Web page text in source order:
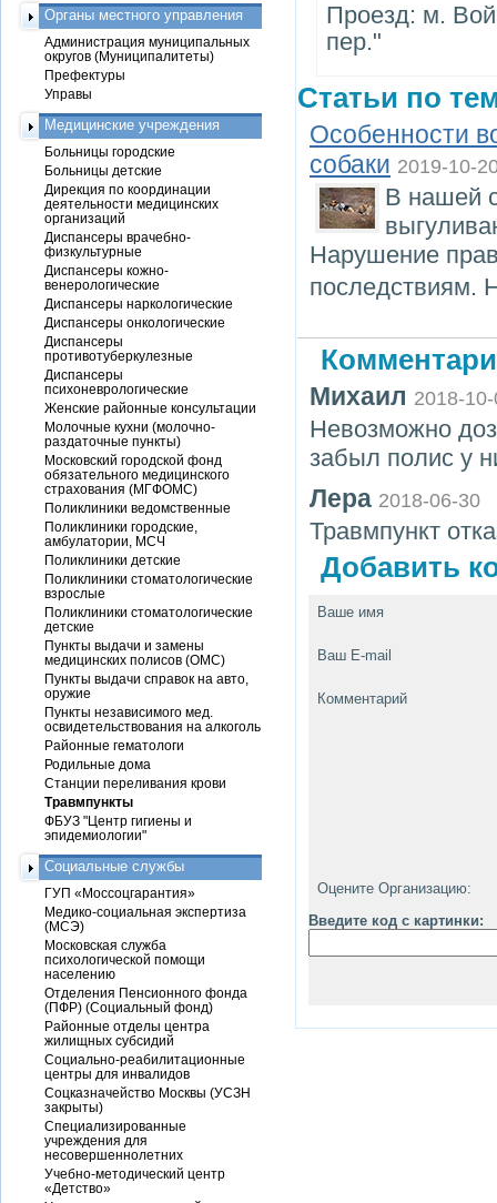
Проезд: м.
пер."
Статьи по
Особенности
собаки 2019-10-
В нашей
Нарушение
последствиям.
Михаил 2018-
Невозможно
забыл полис у
Лера 2018-06-30
Травмпункт
Добавить
Ваше имя
Ваш E-mail
Комментарий
Оцените Организацию:
Введите код с картинки:
Органы местного управления
Администрация муниципальных
округов (Муниципалитеты)
Префектуры
Управы
Медицинские учреждения
Больницы городские
Больницы детские
Дирекция по координации
деятельности медицинских
организаций
Диспансеры врачебно-
физкультурные
Диспансеры кожно-
венерологические
Диспансеры наркологические
Диспансеры онкологические
Диспансеры
противотуберкулезные
Диспансеры
психоневрологические
Женские районные консультации
Молочные кухни (молочно-
раздаточные пункты)
Московский городской фонд
обязательного медицинского
страхования (МГФОМС)
Поликлиники ведомственные
Поликлиники городские,
амбулатории, МСЧ
Поликлиники детские
Поликлиники стоматологические
взрослые
Поликлиники стоматологические
детские
Пункты выдачи и замены
медицинских полисов (ОМС)
Пункты выдачи справок на авто,
оружие
Пункты независимого мед.
освидетельствования на алкоголь
Районные гематологи
Родильные дома
Станции переливания крови
Травмпункты
ФБУЗ "Центр гигиены и
эпидемиологии"
Социальные службы
ГУП «Моссоцгарантия»
Медико-социальная экспертиза
(МСЭ)
Московская служба
психологической помощи
населению
Отделения Пенсионного фонда
(ПФР) (Социальный фонд)
Районные отделы центра
жилищных субсидий
Социально-реабилитационные
центры для инвалидов
Соцказначейство Москвы (УСЗН
закрыты)
Специализированные
учреждения для
несовершеннолетних
Учебно-методический центр
«Детство»